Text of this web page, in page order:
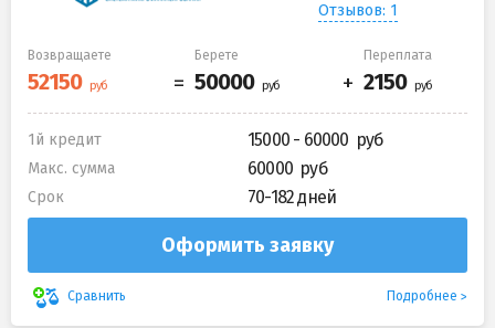
Отзывов: 1
Возвращаете Берете Переплата
1й кредит 15000 - 60000
Макс. сумма 60000
Срок 70-182 дней
Оформить заявку
Сравнить Подробнее